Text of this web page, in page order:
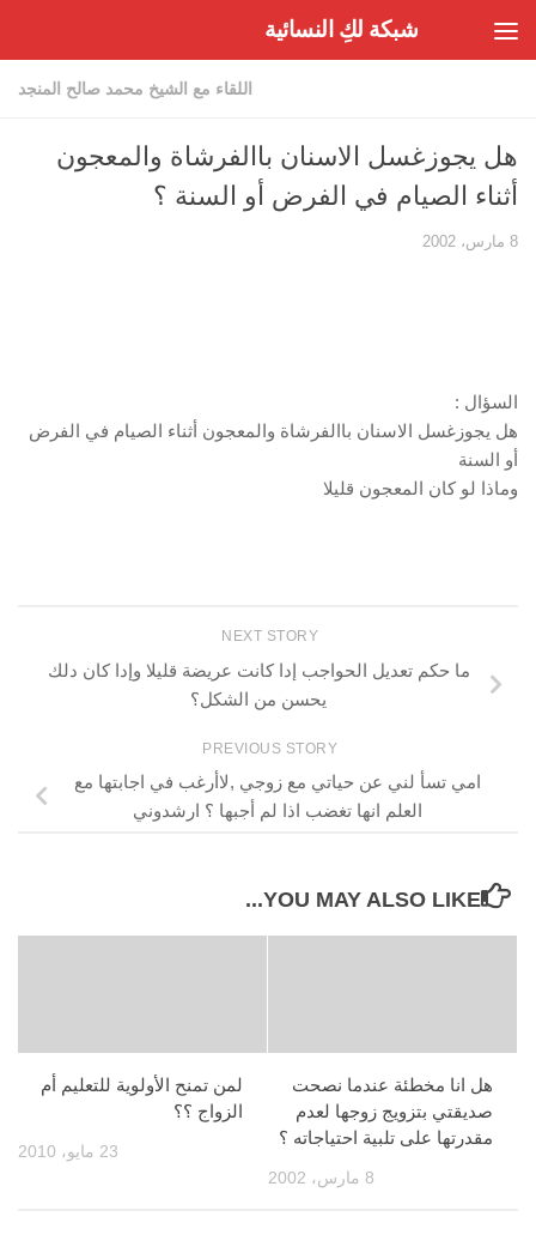
شبكة لكِ النسائية
اللقاء مع الشيخ محمد صالح المنجد
هل يجوزغسل الاسنان باالفرشاة والمعجون
أثناء الصيام في الفرض أو السنة ؟
8 مارس، 2002
السؤال :
هل يجوزغسل الاسنان باالفرشاة والمعجون أثناء الصيام في الفرض
أو السنة
وماذا لو كان المعجون قليلا
NEXT STORY
ما حكم تعديل الحواجب إدا كانت عريضة قليلا وإدا كان دلك
يحسن من الشكل؟
PREVIOUS STORY
امي تسأ لني عن حياتي مع زوجي ,لاأرغب في اجابتها مع
العلم انها تغضب اذا لم أجبها ؟ ارشدوني
YOU MAY ALSO LIKE...
لمن تمنح الأولوية للتعليم أم
الزواج ؟؟
23 مايو، 2010
هل انا مخطئة عندما نصحت
صديقتي بتزويج زوجها لعدم
مقدرتها على تلبية احتياجاته ؟
8 مارس، 2002